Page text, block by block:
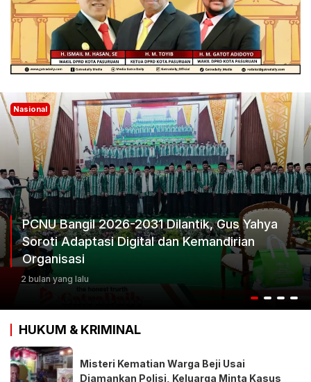
Nasional
PCNU Bangil 2026-2031 Dilantik, Gus Yahya
Soroti Adaptasi Digital dan Kemandirian
Organisasi
2 bulan yang lalu
HUKUM & KRIMINAL
Misteri Kematian Warga Beji Usai
Diamankan Polisi, Keluarga Minta Kasus